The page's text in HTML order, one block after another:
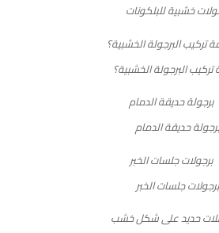
خشبية للبلكونات
البرجولة الخشبية؟
برجولة حديقة الدمام
برجولات جلسات الخبر